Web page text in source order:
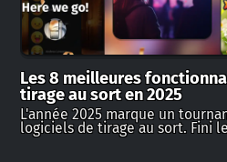
Les 8 meilleures
tirage au sort en 2025
L'année 2025 marque un
logiciels de tirage au sort. Fini